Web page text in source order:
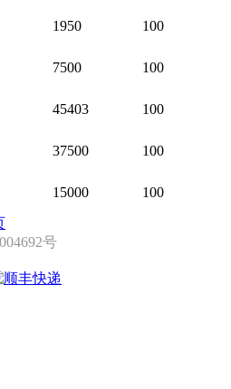
1950 100
7500 100
45403 100
37500 100
15000 100
号